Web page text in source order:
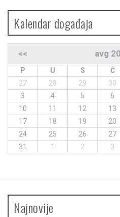
Kalendar događaja
<< avg
P U S Č
27
28 29 30
3
4 5 6
10
11 12 13
17
18 19 20
24
25 26 27
31
1 2 3
Najnovije